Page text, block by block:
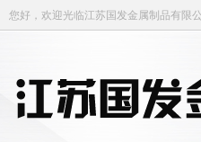
您好，欢迎光临江苏国发金属制品有限